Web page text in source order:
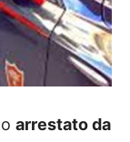
arrestato da